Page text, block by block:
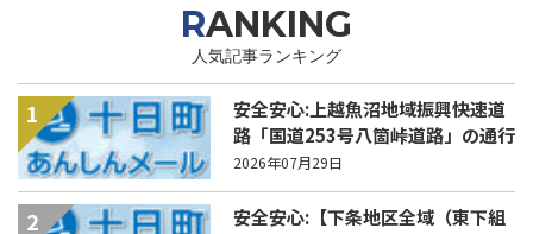
RANKING
人気記事ランキング
1
安全安心:上越魚沼地域振興快速道
路「国道253号八箇峠道路」の通行
規制について
2026年07月29日
2
安全安心:【下条地区全域（東下組